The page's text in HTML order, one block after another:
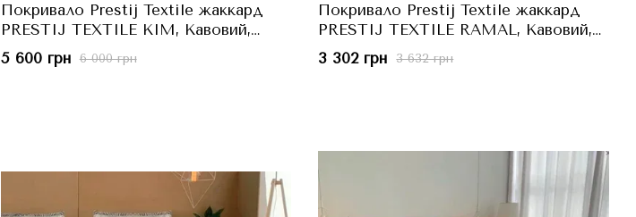
Покривало Prestij Textile жаккард
PRESTIJ TEXTILE KIM, Кавовий,
240x260 см, Євро
6 000 грн
5 600 грн
Покривало Prestij Textile жаккард
PRESTIJ TEXTILE RAMAL, Кавовий,
160x230 см, Полуторний
3 632 грн
3 302 грн